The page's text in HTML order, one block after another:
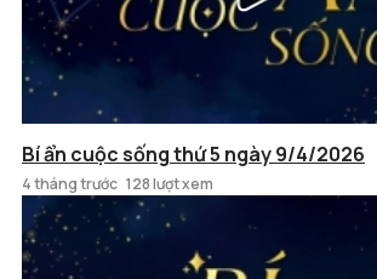
Bí ẩn cuộc sống thứ 5 ngày 9/4/2026
4 tháng trước 128 lượt xem